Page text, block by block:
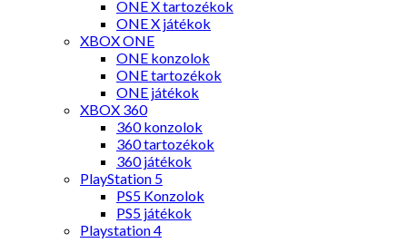
ONE X tartozékok
ONE X játékok
XBOX ONE
ONE konzolok
ONE tartozékok
ONE játékok
XBOX 360
360 konzolok
360 tartozékok
360 játékok
PlayStation 5
PS5 Konzolok
PS5 játékok
Playstation 4